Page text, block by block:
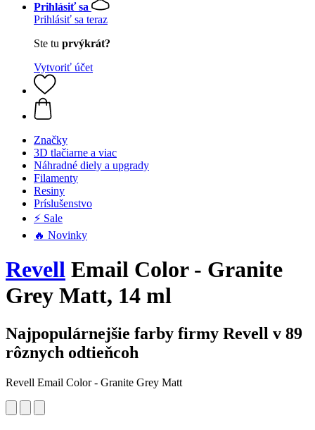
Prihlásiť sa
Prihlásiť sa teraz
Ste tu prvýkrát?
Vytvoriť účet
Značky
3D tlačiarne a viac
Náhradné diely a upgrady
Filamenty
Resiny
Príslušenstvo
⚡ Sale
🔥 Novinky
Revell Email Color - Granite
Grey Matt, 14 ml
Najpopulárnejšie farby firmy Revell v 89
rôznych odtieňcoh
Revell Email Color - Granite Grey Matt